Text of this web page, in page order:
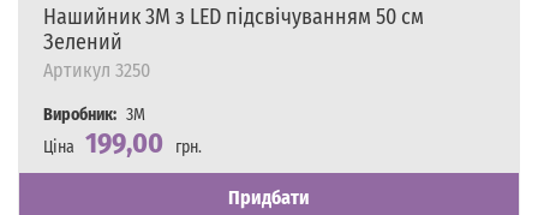
Нашийник 3M з LED підсвічуванням 50 см
Зелений
Артикул 3250
Виробник: 3M
Ціна 199,00
грн.
Наявність
Є в наявності
Придбати